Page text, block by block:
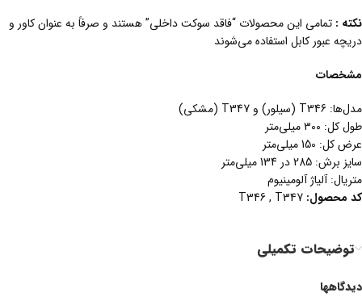
نکته : تمامی این محصولات “فاقد سوکت داخلی” هستند و صرفاً به عنوان کاور و
دریچه عبور کابل استفاده می‌شوند
مشخصات
مدل‌ها: T346 (سیلور) و T347 (مشکی)
طول کل: ۳۰۰ میلی‌متر
عرض کل: 150 میلی‌متر
سایز برش: 285 در 134 میلی‌متر
متریال: آلیاژ آلومینیوم
کد محصول:
توضیحات تکمیلی
دیدگاهها